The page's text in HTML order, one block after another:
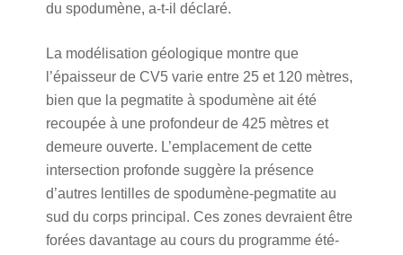
du spodumène, a-t-il déclaré.
La modélisation géologique montre que
l’épaisseur de CV5 varie entre 25 et 120 mètres,
bien que la pegmatite à spodumène ait été
recoupée à une profondeur de 425 mètres et
demeure ouverte. L’emplacement de cette
intersection profonde suggère la présence
d’autres lentilles de spodumène-pegmatite au
sud du corps principal. Ces zones devraient être
forées davantage au cours du programme été-